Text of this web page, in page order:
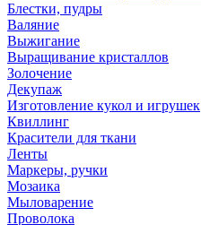
Блестки, пудры
Валяние
Выжигание
Выращивание кристаллов
Золочение
Декупаж
Изготовление кукол и игрушек
Квиллинг
Красители для ткани
Ленты
Маркеры, ручки
Мозаика
Мыловарение
Проволока